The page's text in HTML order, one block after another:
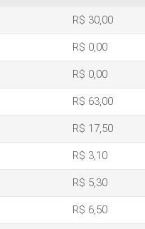
R$ 30,00
R$ 0,00
R$ 0,00
R$ 63,00
R$ 17,50
R$ 3,10
R$ 5,30
R$ 6,50